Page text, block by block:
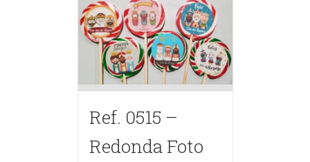
Ref. 0515 –
Redonda Foto